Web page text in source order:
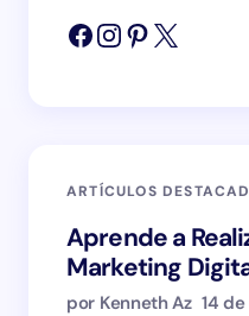
Your Comment *
Save my name and
next time I comment.
ARTÍCULOS
Aprende a
Marketing
por Kenneth Az 14